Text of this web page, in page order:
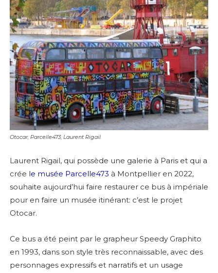
Otocar, Parcelle473, Laurent Rigail
Laurent Rigail, qui possède une galerie à Paris et qui a
crée le musée Parcelle473 à Montpellier en 2022,
souhaite aujourd’hui faire restaurer ce bus à impériale
pour en faire un musée itinérant: c’est le projet
Otocar.
Ce bus a été peint par le grapheur Speedy Graphito
en 1993, dans son style très reconnaissable, avec des
personnages expressifs et narratifs et un usage